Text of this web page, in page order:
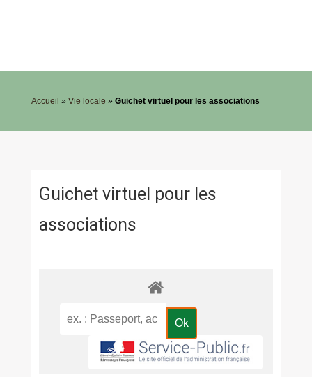
Accueil » Vie locale » Guichet virtuel pour les associations
Guichet virtuel pour les
associations